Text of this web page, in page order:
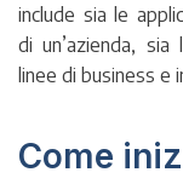
include sia le
di un’azienda,
linee di business e
Come